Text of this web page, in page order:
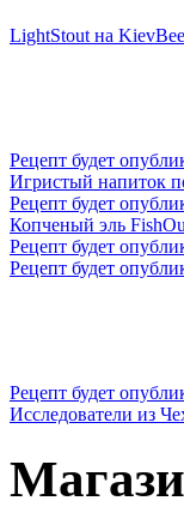
LightStout на
Рецепт будет
Игристый напиток
Рецепт будет
Копченый эль
Рецепт будет
Рецепт будет
Рецепт будет
Исследователи из